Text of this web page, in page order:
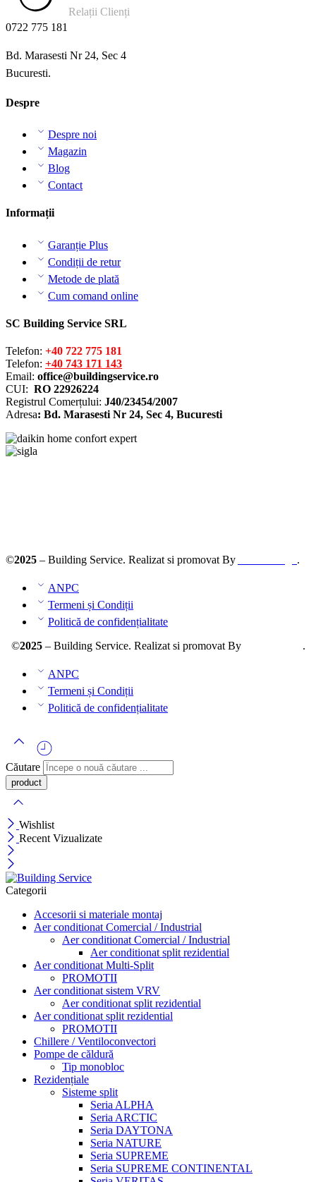
Relații Clienți
0722 775 181
Bd. Marasesti Nr 24, Sec 4
Bucuresti.
Despre
Despre noi
Magazin
Blog
Contact
Informații
Garanție Plus
Condiții de retur
Metode de plată
Cum comand online
SC Building Service SRL
Telefon: +40 722 775 181
Telefon: +40 743 171 143
Email: office@buildingservice.ro
CUI: RO 22926224
Registrul Comerțului: J40/23454/2007
Adresa: Bd. Marasesti Nr 24, Sec 4, Bucuresti
©2025 – Building Service. Realizat si promovat By .
ANPC
Termeni și Condiții
Politică de confidențialitate
©2025– Building Service. Realizat si promovat By .
ANPC
Termeni și Condiții
Politică de confidențialitate
Căutare
Wishlist
Recent Vizualizate
Categorii
Accesorii si materiale montaj
Aer conditionat Comercial / Industrial
Aer conditionat Comercial / Industrial
Aer conditionat split rezidential
Aer conditionat Multi-Split
PROMOTII
Aer conditionat sistem VRV
Aer conditionat split rezidential
Aer conditionat split rezidential
PROMOTII
Chillere / Ventiloconvectori
Pompe de căldură
Tip monobloc
Rezidențiale
Sisteme split
Seria ALPHA
Seria ARCTIC
Seria DAYTONA
Seria NATURE
Seria SUPREME
Seria SUPREME CONTINENTAL